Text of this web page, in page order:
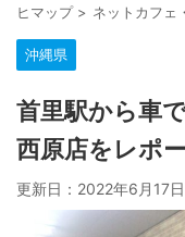
ヒマップ> ネットカフェ
沖縄県
首里駅から車
西原店をレポ
更新日： 2022年6月17日